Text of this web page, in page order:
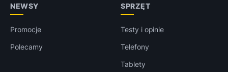
NEWSY
Promocje
Polecamy
SPRZĘT
Testy i opinie
Telefony
Tablety